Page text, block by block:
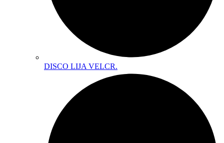
DISCO LIJA VELCR.